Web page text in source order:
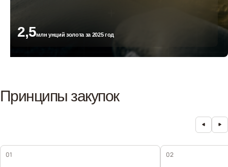
2,5млн унций золота за 2025 год
Принципы закупок
01 02